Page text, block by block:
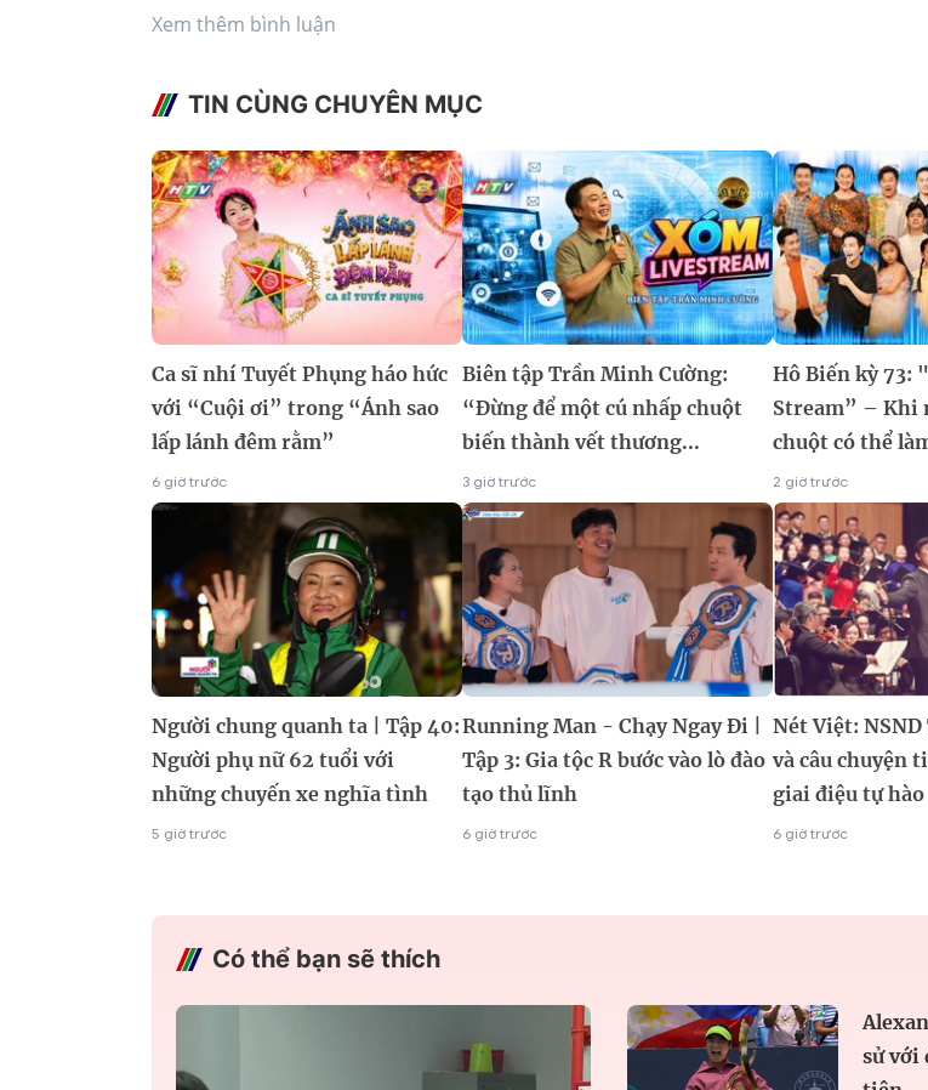
Xem thêm bình luận
TIN CÙNG CHUYÊN MỤC
Ca sĩ nhí Tuyết Phụng háo hức
với “Cuội ơi” trong “Ánh sao
lấp lánh đêm rằm”
6 giờ trước
Biên tập Trần Minh Cường:
“Đừng để một cú nhấp chuột
biến thành vết thương...
3 giờ trước
Hô Biến kỳ 73:
Stream” – Khi
chuột có thể
2 giờ trước
Người chung quanh ta | Tập 40:
Người phụ nữ 62 tuổi với
những chuyến xe nghĩa tình
5 giờ trước
Running Man - Chạy Ngay Đi |
Tập 3: Gia tộc R bước vào lò đào
tạo thủ lĩnh
6 giờ trước
Nét Việt:
và câu chuyện
giai điệu tự hào
6 giờ trước
Có thể bạn sẽ thích
sử với